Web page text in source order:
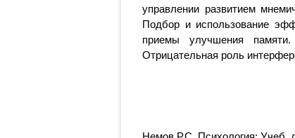
управлении развитием
Подбор и использование
приемы улучшения
Отрицательная роль